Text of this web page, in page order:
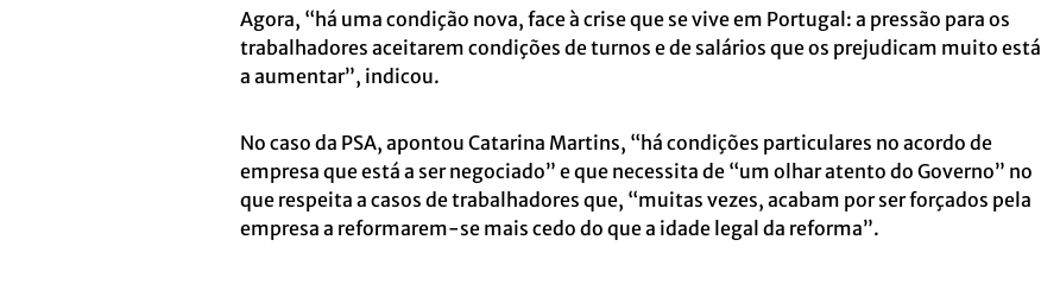
Agora, “há uma condição nova, face à crise que se vive em Portugal: a pressão para os
trabalhadores aceitarem condições de turnos e de salários que os prejudicam muito está
a aumentar”, indicou.
No caso da PSA, apontou Catarina Martins, “há condições particulares no acordo de
empresa que está a ser negociado” e que necessita de “um olhar atento do Governo” no
que respeita a casos de trabalhadores que, “muitas vezes, acabam por ser forçados pela
empresa a reformarem-se mais cedo do que a idade legal da reforma”.